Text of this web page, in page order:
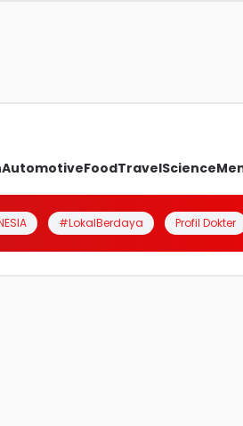
AutomotiveFoodTravelScience
#LokalBerdaya Profil Dokter